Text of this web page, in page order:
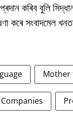
প্ৰদান কৰিব বুলি
কৰে সংবাদমেল
Mother